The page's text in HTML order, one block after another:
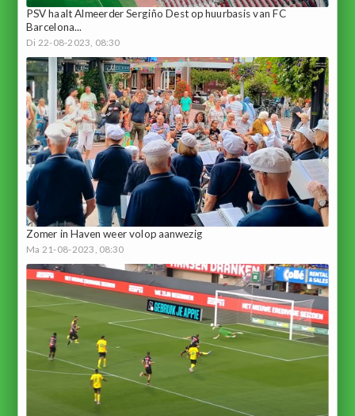
PSV haalt Almeerder Sergiño Dest op huurbasis van FC
Barcelona...
Di 22-08-2023, 08:30
Zomer in Haven weer volop aanwezig
Ma 21-08-2023, 08:30